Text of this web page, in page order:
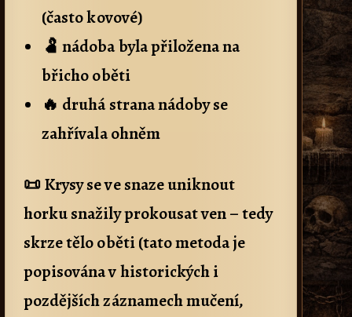
(často kovové)
🫃 nádoba byla přiložena na
břicho oběti
🔥 druhá strana nádoby se
zahřívala ohněm
📜 Krysy se ve snaze uniknout
horku snažily prokousat ven – tedy
skrze tělo oběti (tato metoda je
popisována v historických i
pozdějších záznamech mučení,